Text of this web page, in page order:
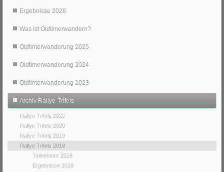
Ergebnisse 2026
Was ist Oldtimerwandern?
Oldtimerwanderung 2025
Oldtimerwanderung 2024
Oldtimerwanderung 2023
Archiv Rallye-Trifels
Rallye Trifels 2022
Rallye Trifels 2020
Rallye Trifels 2019
Rallye Trifels 2018
Teilnehmer 2018
Ergebnisse 2018